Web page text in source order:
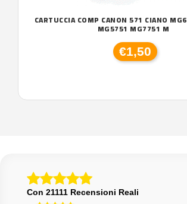
CARTUCCIA COMP CANON 571 CIANO
MG5751 MG7751 M
€1,50
Con 21111 Recensioni Reali